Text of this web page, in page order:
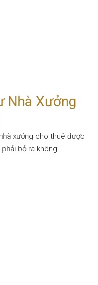
Nhà Xưởng
xưởng cho thuê được
bỏ ra không